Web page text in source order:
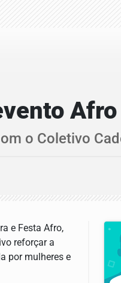
o Coletivo
e Festa Afro,
reforçar a
por mulheres e